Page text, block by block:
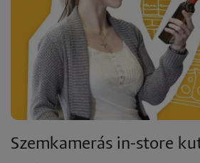
Szemkamerás in-store